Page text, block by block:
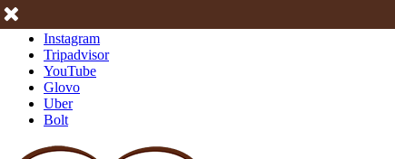
Instagram
Tripadvisor
YouTube
Glovo
Uber
Bolt